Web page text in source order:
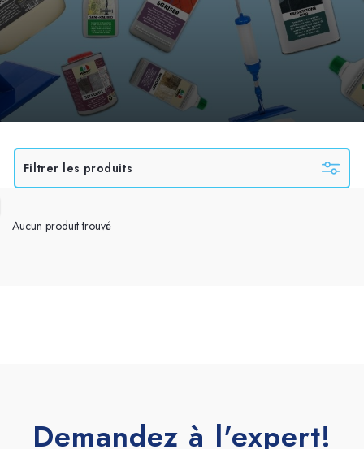
Filtrer les produits
Aucun produit trouvé
Demandez à l'expert!